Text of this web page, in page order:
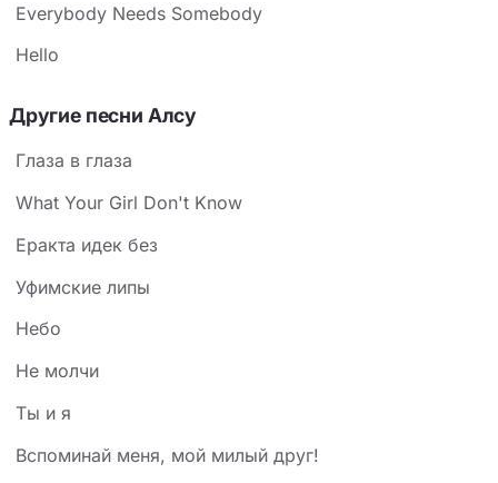
Everybody Needs Somebody
Hello
Другие песни Алсу
Глаза в глаза
What Your Girl Don't Know
Еракта идек без
Уфимские липы
Небо
Не молчи
Ты и я
Вспоминай меня, мой милый друг!